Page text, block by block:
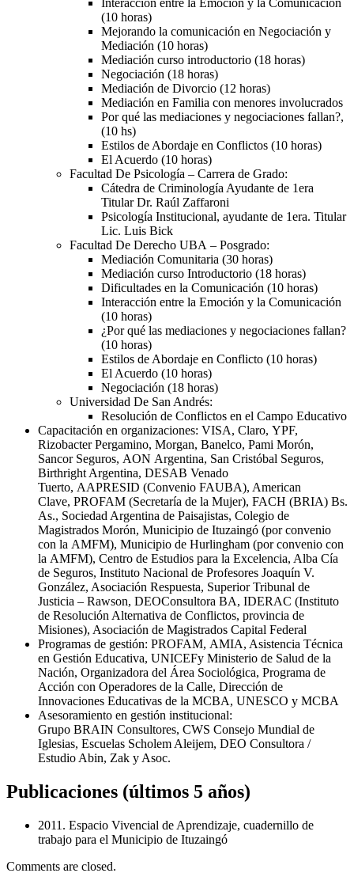
Interacción entre la Emoción y la Comunicación
(10 horas)
Mejorando la comunicación en Negociación y
Mediación (10 horas)
Mediación curso introductorio (18 horas)
Negociación (18 horas)
Mediación de Divorcio (12 horas)
Mediación en Familia con menores involucrados
Por qué las mediaciones y negociaciones fallan?,
(10 hs)
Estilos de Abordaje en Conflictos (10 horas)
El Acuerdo (10 horas)
Facultad De Psicología – Carrera de Grado:
Cátedra de Criminología Ayudante de 1era
Titular Dr. Raúl Zaffaroni
Psicología Institucional, ayudante de 1era. Titular
Lic. Luis Bick
Facultad De Derecho UBA – Posgrado:
Mediación Comunitaria (30 horas)
Mediación curso Introductorio (18 horas)
Dificultades en la Comunicación (10 horas)
Interacción entre la Emoción y la Comunicación
(10 horas)
¿Por qué las mediaciones y negociaciones fallan?
(10 horas)
Estilos de Abordaje en Conflicto (10 horas)
El Acuerdo (10 horas)
Negociación (18 horas)
Universidad De San Andrés:
Resolución de Conflictos en el Campo Educativo
Capacitación en organizaciones: VISA, Claro, YPF,
Rizobacter Pergamino, Morgan, Banelco, Pami Morón,
Sancor Seguros, AON Argentina, San Cristóbal Seguros,
Birthright Argentina, DESAB Venado
Tuerto, AAPRESID (Convenio FAUBA), American
Clave, PROFAM (Secretaría de la Mujer), FACH (BRIA) Bs.
As., Sociedad Argentina de Paisajistas, Colegio de
Magistrados Morón, Municipio de Ituzaingó (por convenio
con la AMFM), Municipio de Hurlingham (por convenio con
la AMFM), Centro de Estudios para la Excelencia, Alba Cía
de Seguros, Instituto Nacional de Profesores Joaquín V.
González, Asociación Respuesta, Superior Tribunal de
Justicia – Rawson, DEOConsultora BA, IDERAC (Instituto
de Resolución Alternativa de Conflictos, provincia de
Misiones), Asociación de Magistrados Capital Federal
Programas de gestión: PROFAM, AMIA, Asistencia Técnica
en Gestión Educativa, UNICEFy Ministerio de Salud de la
Nación, Organizadora del Área Sociológica, Programa de
Acción con Operadores de la Calle, Dirección de
Innovaciones Educativas de la MCBA, UNESCO y MCBA
Asesoramiento en gestión institucional:
Grupo BRAIN Consultores, CWS Consejo Mundial de
Iglesias, Escuelas Scholem Aleijem, DEO Consultora /
Estudio Abin, Zak y Asoc.
Publicaciones (últimos 5 años)
2011. Espacio Vivencial de Aprendizaje, cuadernillo de
trabajo para el Municipio de Ituzaingó
Comments are closed.